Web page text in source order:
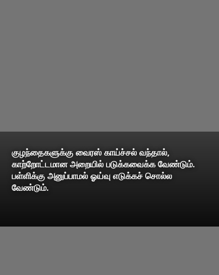
குழந்தைகளுக்கு வைரஸ் காய்ச்சல் வந்தால்,
காற்றோட்டமான அறையில் படுக்கவைக்க வேண்டும்.
பள்ளிக்கு அனுப்பாமல் ஓய்வு எடுக்கச் சொல்ல
வேண்டும்.